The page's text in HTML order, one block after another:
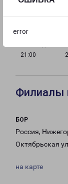
error
21:00
Филиалы
БОР
Россия,
Октябрьская
на карте